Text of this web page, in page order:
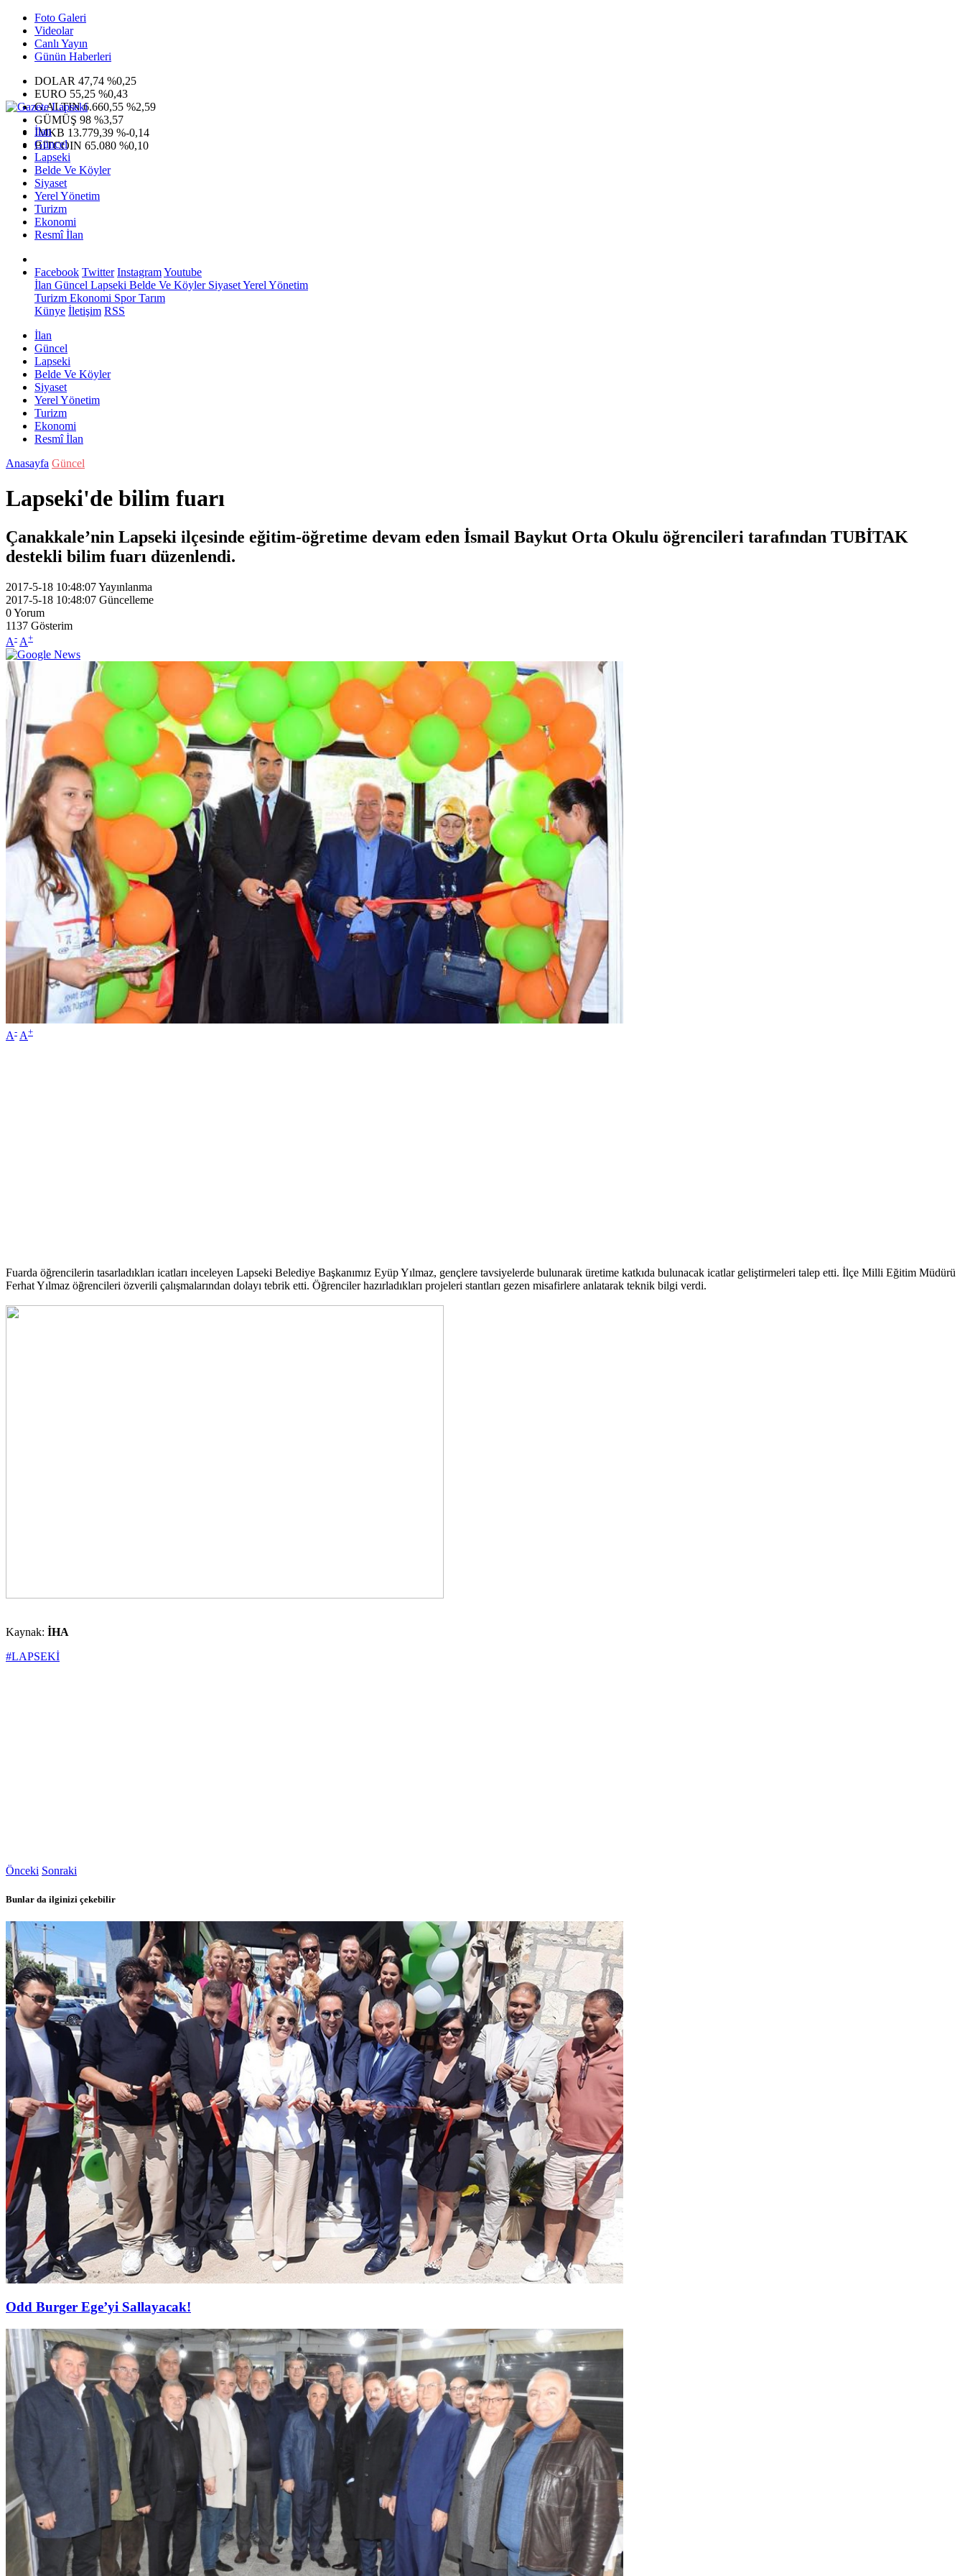
Foto Galeri
Videolar
Canlı Yayın
Günün Haberleri
DOLAR 47,74 %0,25
EURO 55,25 %0,43
G.ALTIN6.660,55 %2,59
GÜMÜŞ 98 %3,57
IMKB 13.779,39 %-0,14
BITCOIN 65.080 %0,10
İlan
Güncel
Lapseki
Belde Ve Köyler
Siyaset
Yerel Yönetim
Turizm
Ekonomi
Resmî İlan
Facebook Twitter InstagramYoutube
İlan Güncel Lapseki Belde Ve KöylerSiyasetYerel Yönetim
Turizm Ekonomi SporTarım
Künye İletişim RSS
İlan
Güncel
Lapseki
Belde Ve Köyler
Siyaset
Yerel Yönetim
Turizm
Ekonomi
Resmî İlan
Anasayfa Güncel
Lapseki'de bilim fuarı
Çanakkale’nin Lapseki ilçesinde eğitim-öğretime devam eden İsmail Baykut Orta Okulu öğrencileri tarafından TUBİTAK
destekli bilim fuarı düzenlendi.
2017-5-18 10:48:07Yayınlanma
2017-5-18 10:48:07 Güncelleme
0Yorum
1137 Gösterim
A- A+
A- A+
Fuarda öğrencilerin tasarladıkları icatları inceleyen Lapseki Belediye Başkanımız Eyüp Yılmaz, gençlere tavsiyelerde bulunarak üretime katkıda bulunacak icatlar geliştirmeleri talep etti. İlçe Milli Eğitim Müdürü
Ferhat Yılmaz öğrencileri özverili çalışmalarından dolayı tebrik etti. Öğrenciler hazırladıkları projeleri stantları gezen misafirlere anlatarak teknik bilgi verdi.
Kaynak: İHA
#LAPSEKİ
Önceki Sonraki
Bunlar da ilginizi çekebilir
Odd Burger Ege’yi Sallayacak!